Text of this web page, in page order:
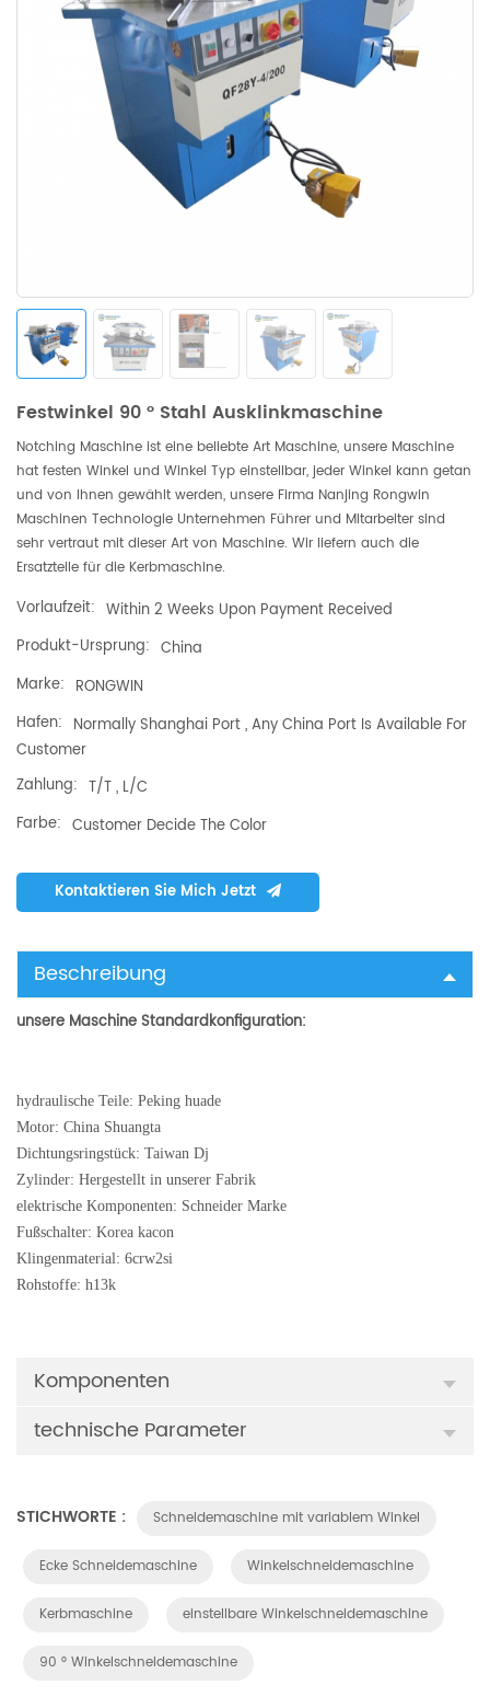
Festwinkel 90 ° Stahl Ausklinkmaschine
Notching Maschine ist eine beliebte Art Maschine, unsere Maschine
hat festen Winkel und Winkel Typ einstellbar, jeder Winkel kann getan
und von Ihnen gewählt werden, unsere Firma Nanjing Rongwin
Maschinen Technologie Unternehmen Führer und Mitarbeiter sind
sehr vertraut mit dieser Art von Maschine. Wir liefern auch die
Ersatzteile für die Kerbmaschine.
Vorlaufzeit: Within 2 Weeks Upon Payment Received
Produkt-Ursprung: China
Marke: RONGWIN
Hafen: Normally Shanghai Port , Any China Port Is Available For
Customer
Zahlung: T/T , L/C
Farbe: Customer Decide The Color
Kontaktieren Sie Mich Jetzt
Beschreibung
unsere Maschine Standardkonfiguration:
hydraulische Teile: Peking huade
Motor: China Shuangta
Dichtungsringstück: Taiwan Dj
Zylinder: Hergestellt in unserer Fabrik
elektrische Komponenten: Schneider Marke
Fußschalter: Korea kacon
Klingenmaterial: 6crw2si
Rohstoffe: h13k
Komponenten
technische Parameter
STICHWORTE : Schneidemaschine mit variablem Winkel
Ecke Schneidemaschine Winkelschneidemaschine
Kerbmaschine einstellbare Winkelschneidemaschine
90 ° Winkelschneidemaschine